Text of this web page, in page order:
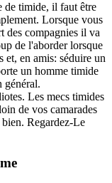
de timide, il faut être
Lorsque vous
compagnies il va
de l'aborder lorsque
en amis: séduire un
un homme timide
général.
Les mecs timides
de vos camarades
Regardez-Le